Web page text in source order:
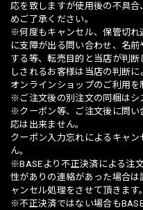
応を致しますが使用後の不具
めご了承ください。
※何度もキャンセル、保管切れ
に支障が出る問い合わせ、名
する等、転売目的と当店が判
しされるお客様は当店の判断
オンラインショップのご利用を
※ご注文後の別注文の同梱はシ
※クーポン等、ご注文後に問い
応は出来ません。
クーポン入力忘れによるキャ
ん。
※BASEより不正決済による注
性がありの連絡があった場合
ャンセル処理をさせて頂きます。
※不正決済ではない場合も